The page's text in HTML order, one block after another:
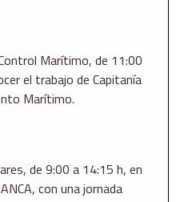
Marítimo, de 11:00
el trabajo de Capitanía
Marítimo.
de 9:00 a 14:15 h, en
con una jornada